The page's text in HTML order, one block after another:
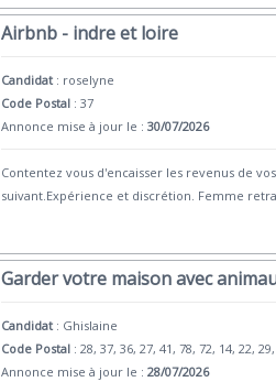
Airbnb - indre et loire
Candidat : roselyne
Code Postal : 37
Annonce mise à jour le :30/07/2026
Contentez vous d'encaisser les revenus de
suivant.Expérience et discrétion. Femme
Garder votre maison avec
Candidat : Ghislaine
Code Postal : 28, 37, 36, 27, 41, 78, 72, 14, 22,
Annonce mise à jour le :28/07/2026